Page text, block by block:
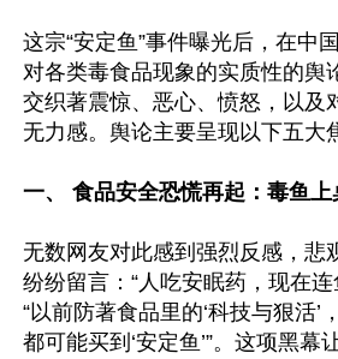
这宗“安定鱼”事件曝光后，在中
对各类毒食品现象的实质性的舆
交织著震惊、恶心、愤怒，以及
无力感。舆论主要呈现以下五大
一、 食品安全恐慌再起：毒鱼上
无数网友对此感到强烈反感，悲
纷纷留言：“人吃安眠药，现在连
“以前防著食品里的‘科技与狠活’
都可能买到‘安定鱼’”。这项黑幕